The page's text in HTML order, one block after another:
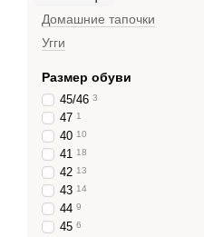
Домашние тапочки
Угги
Размер обуви
45/46 3
47 1
40 10
41 18
42 13
43 14
44 9
45 6